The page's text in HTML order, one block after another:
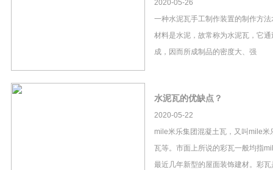
2020-05-26
一种水泥瓦手工制作装置的制作方
材料是水泥，故常称为水泥瓦，它
成，因而所成制品的密度大、强
水泥瓦的优缺点？
2020-05-22
mile米乐集团混凝土瓦，又叫mile米
瓦等。市面上所说的彩瓦一般均指
最近几年新型的屋面装饰建材。彩